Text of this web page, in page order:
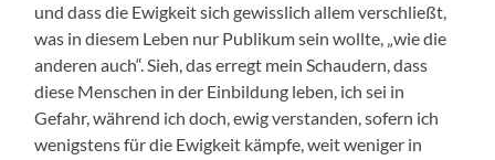
und dass die Ewigkeit sich gewisslich allem verschließt,
was in diesem Leben nur Publikum sein wollte, „wie die
anderen auch“. Sieh, das erregt mein Schaudern, dass
diese Menschen in der Einbildung leben, ich sei in
Gefahr, während ich doch, ewig verstanden, sofern ich
wenigstens für die Ewigkeit kämpfe, weit weniger in